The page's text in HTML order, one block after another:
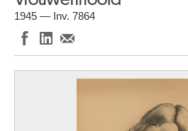
1945 — Inv. 7864